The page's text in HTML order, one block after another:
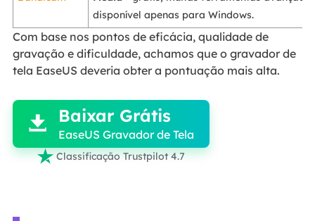
disponível apenas para Windows.
Com base nos pontos de eficácia, qualidade de
gravação e dificuldade, achamos que o gravador de
tela EaseUS deveria obter a pontuação mais alta.

 Baixar Grátis
EaseUS Gravador de Tela
 Classificação Trustpilot 4.7